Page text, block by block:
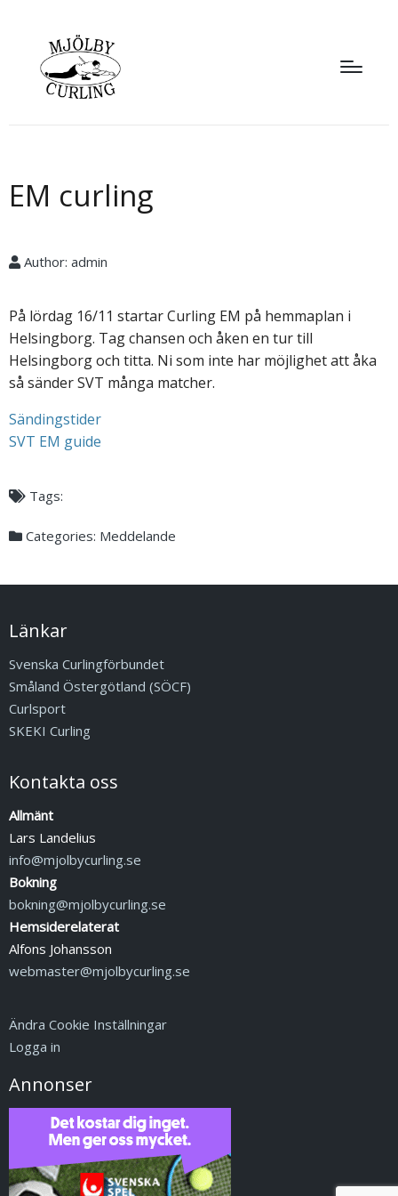
EM curling
Author: admin
På lördag 16/11 startar Curling EM på hemmaplan i
Helsingborg. Tag chansen och åken en tur till
Helsingborg och titta. Ni som inte har möjlighet att åka
så sänder SVT många matcher.
Sändingstider
SVT EM guide
Tags:
Categories: Meddelande
Länkar
Svenska Curlingförbundet
Småland Östergötland (SÖCF)
Curlsport
SKEKI Curling
Kontakta oss
Allmänt
Lars Landelius
info@mjolbycurling.se
Bokning
bokning@mjolbycurling.se
Hemsiderelaterat
Alfons Johansson
webmaster@mjolbycurling.se
Ändra Cookie Inställningar
Logga in
Annonser